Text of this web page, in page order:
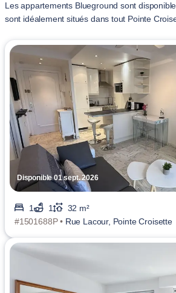
Les appartements Blueground sont
sont idéalement situés dans tout Pointe
Disponible 01 sept. 2026
1 1
32 m²
#1501688P • Rue Lacour, Pointe Croisette